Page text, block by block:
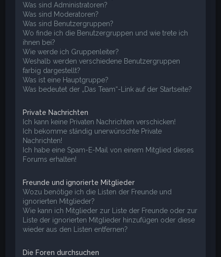
Was sind Administratoren?
Was sind Moderatoren?
Was sind Benutzergruppen?
Wo finde ich die Benutzergruppen und wie trete ich
ihnen bei?
Wie werde ich Gruppenleiter?
Weshalb werden verschiedene Benutzergruppen
farbig dargestellt?
Was ist eine Hauptgruppe?
Was bedeutet der „Das Team“-Link auf der Startseite?
Private Nachrichten
Ich kann keine Privaten Nachrichten verschicken!
Ich bekomme ständig unerwünschte Private
Nachrichten!
Ich habe eine Spam-E-Mail von einem Mitglied dieses
Forums erhalten!
Freunde und ignorierte Mitglieder
Wozu benötige ich die Listen der Freunde und
ignorierten Mitglieder?
Wie kann ich Mitglieder zur Liste der Freunde oder zur
Liste der ignorierten Mitglieder hinzufügen oder diese
wieder aus den Listen entfernen?
Die Foren durchsuchen